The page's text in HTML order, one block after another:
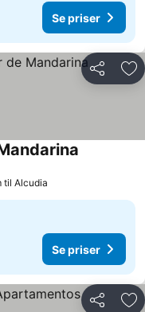
Se priser
Del
til Alcudia
Se priser
Del